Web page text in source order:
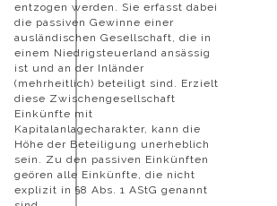
entzogen werden. Sie erfasst dabei
die passiven Gewinne einer
ausländischen Gesellschaft, die in
einem Niedrigsteuerland ansässig
ist und an der Inländer
(mehrheitlich) beteiligt sind. Erzielt
diese Zwischengesellschaft
Einkünfte mit
Kapitalanlagecharakter, kann die
Höhe der Beteiligung unerheblich
sein. Zu den passiven Einkünften
geören alle Einkünfte, die nicht
explizit in §8 Abs. 1 AStG genannt